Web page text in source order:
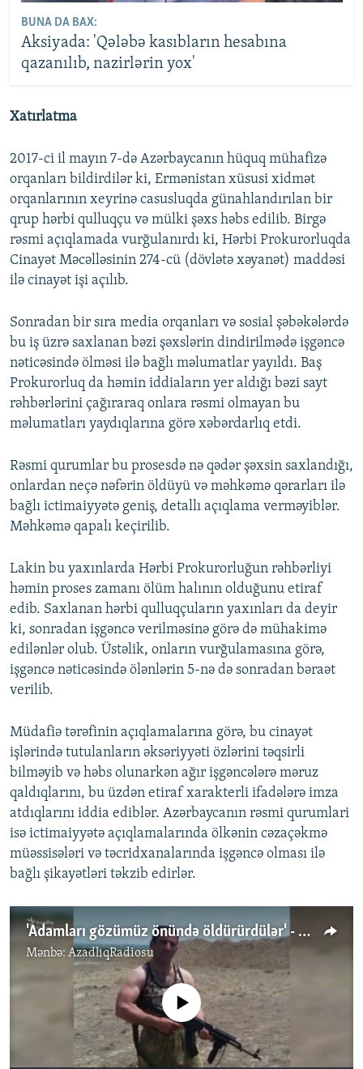
BUNA DA BAX:
Aksiyada: 'Qələbə kasıbların hesabına
qazanılıb, nazirlərin yox'
Xatırlatma
2017-ci il mayın 7-də Azərbaycanın hüquq mühafizə
orqanları bildirdilər ki, Ermənistan xüsusi xidmət
orqanlarının xeyrinə casusluqda günahlandırılan bir
qrup hərbi qulluqçu və mülki şəxs həbs edilib. Birgə
rəsmi açıqlamada vurğulanırdı ki, Hərbi Prokurorluqda
Cinayət Məcəlləsinin 274-cü (dövlətə xəyanət) maddəsi
ilə cinayət işi açılıb.
Sonradan bir sıra media orqanları və sosial şəbəkələrdə
bu iş üzrə saxlanan bəzi şəxslərin dindirilmədə işgəncə
nəticəsində ölməsi ilə bağlı məlumatlar yayıldı. Baş
Prokurorluq da həmin iddiaların yer aldığı bəzi sayt
rəhbərlərini çağıraraq onlara rəsmi olmayan bu
məlumatları yaydıqlarına görə xəbərdarlıq etdi.
Rəsmi qurumlar bu prosesdə nə qədər şəxsin saxlandığı,
onlardan neçə nəfərin öldüyü və məhkəmə qərarları ilə
bağlı ictimaiyyətə geniş, detallı açıqlama verməyiblər.
Məhkəmə qapalı keçirilib.
Lakin bu yaxınlarda Hərbi Prokurorluğun rəhbərliyi
həmin proses zamanı ölüm halının olduğunu etiraf
edib. Saxlanan hərbi qulluqçuların yaxınları da deyir
ki, sonradan işgəncə verilməsinə görə də mühakimə
edilənlər olub. Üstəlik, onların vurğulamasına görə,
işgəncə nəticəsində ölənlərin 5-nə də sonradan bəraət
verilib.
Müdafiə tərəfinin açıqlamalarına görə, bu cinayət
işlərində tutulanların əksəriyyəti özlərini təqsirli
bilməyib və həbs olunarkən ağır işgəncələrə məruz
qaldıqlarını, bu üzdən etiraf xarakterli ifadələrə imza
atdıqlarını iddia ediblər. Azərbaycanın rəsmi qurumlari
isə ictimaiyyətə açıqlamalarında ölkənin cəzaçəkmə
müəssisələri və təcridxanalarında işgəncə olması ilə
bağlı şikayətləri təkzib edirlər.
'Adamları gözümüz önündə öldürürdülər' - Tərtər işi
Mənbə: AzadlıqRadiosu
No media source currently available